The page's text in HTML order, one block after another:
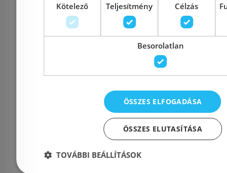
-5%
Rendelésre
Wellis 90x90 cm
szögletes magas
zuhanytálca WC00409
Rendelésre
Kötelező Teljesítmény Célzás
Besorolatlan
ÖSSZES ELFOGADÁSA
ÖSSZES ELUTASÍTÁSA
TOVÁBBI BEÁLLÍTÁSOK